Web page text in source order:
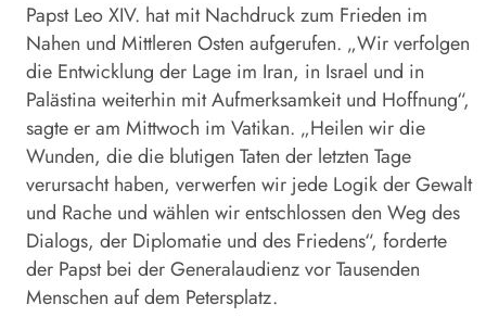
Papst LeoXIV. hat mit Nachdruck zum Frieden im
Nahen und Mittleren Osten aufgerufen. „Wir verfolgen
die Entwicklung der Lage im Iran, in Israel und in
Palästina weiterhin mit Aufmerksamkeit und Hoffnung“,
sagte er am Mittwoch im Vatikan. „Heilen wir die
Wunden, die die blutigen Taten der letzten Tage
verursacht haben, verwerfen wir jede Logik der Gewalt
und Rache und wählen wir entschlossen den Weg des
Dialogs, der Diplomatie und des Friedens“, forderte
der Papstbei der Generalaudienz vor Tausenden
Menschen auf dem Petersplatz.